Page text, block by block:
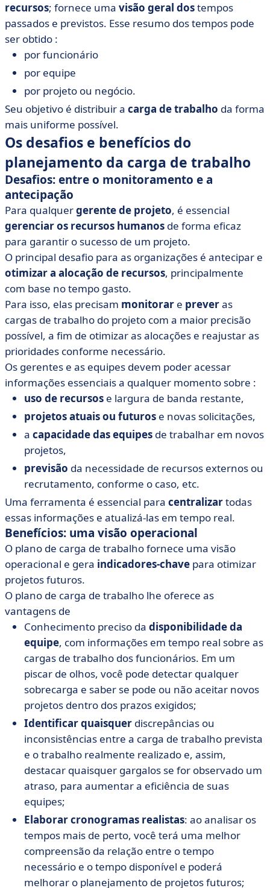
recursos; fornece uma visão geral dostempos
passados e previstos. Esse resumo dos tempos pode
ser obtido :
por funcionário
por equipe
por projeto ou negócio.
Seu objetivo é distribuir a carga de trabalho da forma
mais uniforme possível.
Os desafios e benefícios do
planejamento da carga de trabalho
Desafios: entre o monitoramento e a
antecipação
Para qualquergerente de projeto, é essencial
gerenciaros recursos humanos de forma eficaz
para garantir o sucesso de um projeto.
O principal desafio para as organizações é antecipar e
otimizar a alocação de recursos, principalmente
com base no tempo gasto.
Para isso, elas precisam monitorar e preveras
cargas de trabalho do projeto com a maior precisão
possível, a fim de otimizar as alocações e reajustar as
prioridades conforme necessário.
Os gerentes e as equipes devem poder acessar
informações essenciais a qualquer momento sobre :
uso de recursos e largura de banda restante,
projetosatuaisou futuros e novas solicitações,
a capacidade das equipes de trabalhar em novos
projetos,
previsão da necessidade de recursos externos ou
recrutamento, conforme o caso, etc.
Uma ferramenta é essencial para centralizartodas
essas informações e atualizá-las em tempo real.
Benefícios: uma visão operacional
O plano de carga de trabalho fornece uma visão
operacional e gera indicadores-chave para otimizar
projetos futuros.
O plano de carga de trabalho lhe oferece as
vantagens de
Conhecimento preciso da disponibilidadeda
equipe, com informações em tempo real sobre as
cargas de trabalho dos funcionários. Em um
piscar de olhos, você pode detectar qualquer
sobrecarga e saber se pode ou não aceitar novos
projetos dentro dos prazos exigidos;
Identificar quaisquer discrepâncias ou
inconsistências entre a carga de trabalho prevista
e o trabalho realmente realizado e, assim,
destacar quaisquer gargalos se for observado um
atraso, para aumentar a eficiência de suas
equipes;
Elaborar cronogramas realistas: ao analisar os
tempos mais de perto, você terá uma melhor
compreensão da relação entre o tempo
necessário e o tempo disponível e poderá
melhorar o planejamento de projetos futuros;